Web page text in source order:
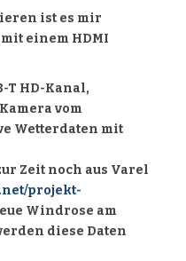
ist es mir
einem HDMI
T HD-Kanal,
vom
Wetterdaten mit
Zeit noch aus Varel
projekt-
Windrose am
diese Daten